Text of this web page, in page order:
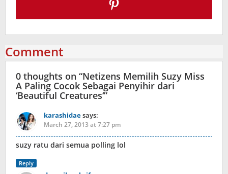
Comment
0 thoughts on “Netizens Memilih Suzy Miss
A Paling Cocok Sebagai Penyihir dari
‘Beautiful Creatures‘”
karashidaesays:
March 27, 2013 at 7:27 pm
suzy ratu dari semua polling lol
Reply